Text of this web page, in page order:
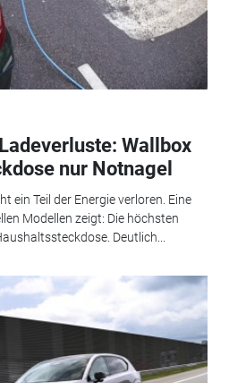
Wallbox
nur Notnagel
ein Teil der Energie verloren. Eine
Modellen zeigt: Die höchsten
Deutlich...